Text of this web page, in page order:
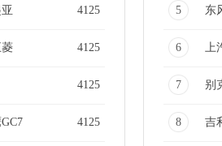
4125
4125
4125
4125
5 东
6 上
7 别
8 吉